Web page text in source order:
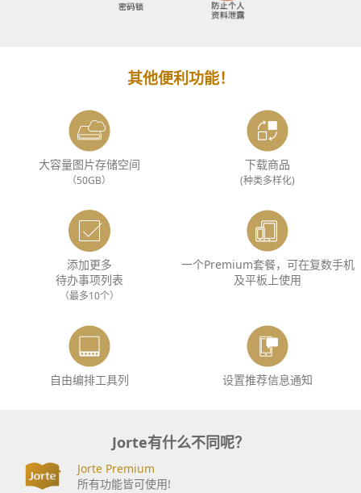
其他便利功能！
大容量图片存储空间
（50GB）
下载商品
(种类多样化)
添加更多
待办事项列表
（最多10个）
一个Premium套餐，可在复数手机
及平板上使用
自由编排工具列 设置推荐信息通知
Jorte有什么不同呢？
Jorte Premium
所有功能皆可使用!